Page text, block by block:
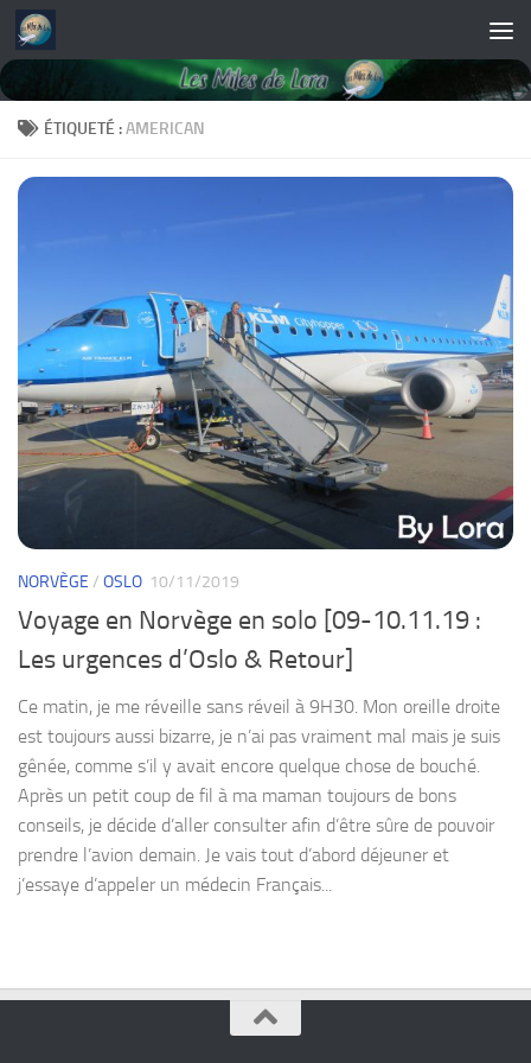
Skip to content
ÉTIQUETÉ :AMERICAN
NORVÈGE / OSLO 10/11/2019
Voyage en Norvège en solo [09-10.11.19 :
Les urgences d’Oslo & Retour]
Ce matin, je me réveille sans réveil à 9H30. Mon oreille droite
est toujours aussi bizarre, je n’ai pas vraiment mal mais je suis
gênée, comme s’il y avait encore quelque chose de bouché.
Après un petit coup de fil à ma maman toujours de bons
conseils, je décide d’aller consulter afin d’être sûre de pouvoir
prendre l’avion demain. Je vais tout d’abord déjeuner et
j’essaye d’appeler un médecin Français...